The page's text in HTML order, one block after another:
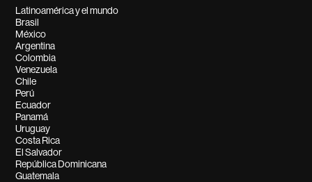
Latinoamérica y el mundo
Brasil
México
Argentina
Colombia
Venezuela
Chile
Perú
Ecuador
Panamá
Uruguay
Costa Rica
El Salvador
República Dominicana
Guatemala